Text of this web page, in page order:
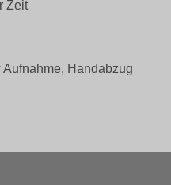
Zeit
Handabzug